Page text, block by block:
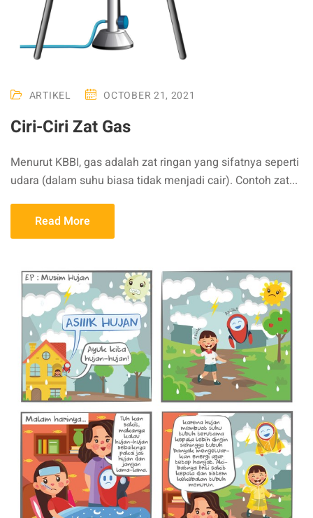
ARTIKEL OCTOBER 21, 2021
Ciri-Ciri Zat Gas
Menurut KBBI, gas adalah zat ringan yang sifatnya seperti
udara (dalam suhu biasa tidak menjadi cair). Contoh zat...
Read More